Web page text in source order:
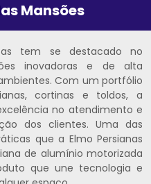
Mansões
tem se destacado no
inovadoras e de alta
Com um portfólio
cortinas e toldos, a
no atendimento e
dos clientes. Uma das
que a Elmo Persianas
de alumínio motorizada
que une tecnologia e